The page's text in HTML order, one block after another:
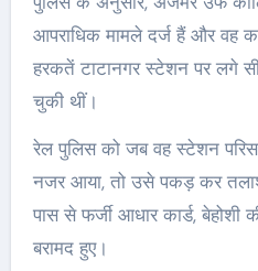
आपराधिक मामले दर्ज हैं और वह
हरकतें टाटानगर स्टेशन पर लगे
चुकी थीं।
रेल पुलिस को जब वह स्टेशन
नजर आया, तो उसे पकड़ कर
पास से फर्जी आधार कार्ड,
बरामद हुए।